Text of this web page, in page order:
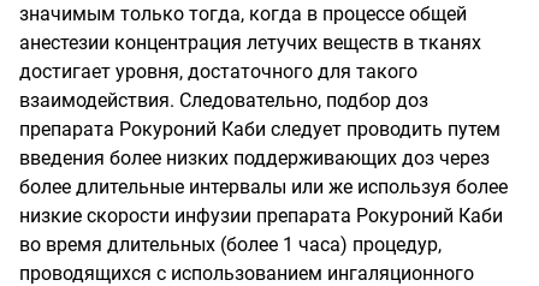
значимым только тогда, когда в процессе общей
анестезии концентрация летучих веществ в тканях
достигает уровня, достаточного для такого
взаимодействия. Следовательно, подбор доз
препарата Рокуроний Каби следует проводить путем
введения более низких поддерживающих доз через
более длительные интервалы или же используя более
низкие скорости инфузии препарата Рокуроний Каби
во время длительных (более 1 часа) процедур,
проводящихся с использованием ингаляционного